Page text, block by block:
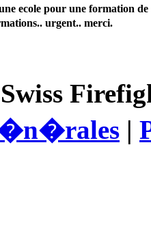
ecole pour une formation
urgent.. merci.
|